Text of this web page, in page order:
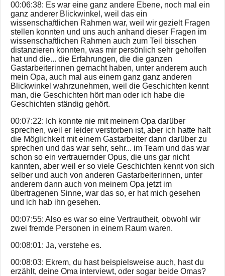
00:06:38: Es war eine ganz andere Ebene, noch mal ein
ganz anderer Blickwinkel, weil das ein
wissenschaftlichen Rahmen war, weil wir gezielt Fragen
stellen konnten und uns auch anhand dieser Fragen im
wissenschaftlichen Rahmen auch zum Teil bisschen
distanzieren konnten, was mir persönlich sehr geholfen
hat und die... die Erfahrungen, die die ganzen
Gastarbeiterinnen gemacht haben, unter anderem auch
mein Opa, auch mal aus einem ganz ganz anderen
Blickwinkel wahrzunehmen, weil die Geschichten kennt
man, die Geschichten hört man oder ich habe die
Geschichten ständig gehört.
00:07:22: Ich konnte nie mit meinem Opa darüber
sprechen, weil er leider verstorben ist, aber ich hatte halt
die Möglichkeit mit einem Gastarbeiter dann darüber zu
sprechen und das war sehr, sehr... im Team und das war
schon so ein vertrauernder Opus, die uns gar nicht
kannten, aber weil er so viele Geschichten kennt von sich
selber und auch von anderen Gastarbeiterinnen, unter
anderem dann auch von meinem Opa jetzt im
übertragenen Sinne, war das so, er hat mich gesehen
und ich hab ihn gesehen.
00:07:55: Also es war so eine Vertrautheit, obwohl wir
zwei fremde Personen in einem Raum waren.
00:08:01: Ja, verstehe es.
00:08:03: Ekrem, du hast beispielsweise auch, hast du
erzählt, deine Oma interviewt, oder sogar beide Omas?